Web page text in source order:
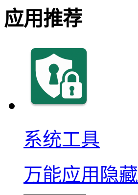
应用推荐
系统工具
万能应用隐藏